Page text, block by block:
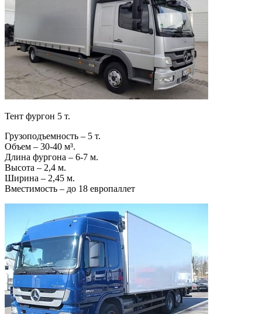
Тент фургон 5 т.
Грузоподъемность – 5 т.
Объем – 30-40 м³.
Длина фургона – 6-7 м.
Высота – 2,4 м.
Ширина – 2,45 м.
Вместимость – до 18 европаллет